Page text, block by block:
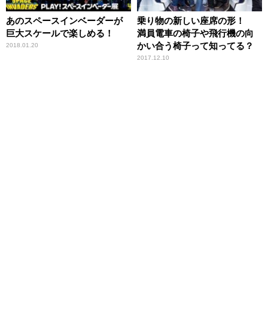
あのスペースインベーダーが
巨大スケールで楽しめる！
2018.01.20
乗り物の新しい座席の形！
満員電車の椅子や飛行機の向
かい合う椅子って知ってる？
2017.12.10